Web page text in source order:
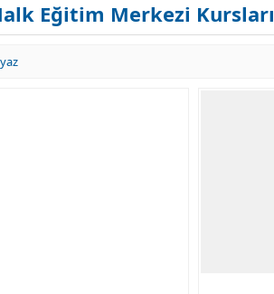
Eğitim Merkezi Kursları